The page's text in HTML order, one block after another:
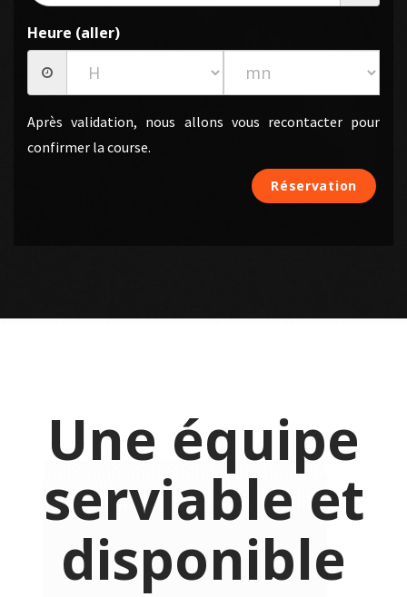
Heure (aller)
Après validation, nous allons vous recontacter pour
confirmer la course.
Réservation
Une équipe
serviable et
disponible